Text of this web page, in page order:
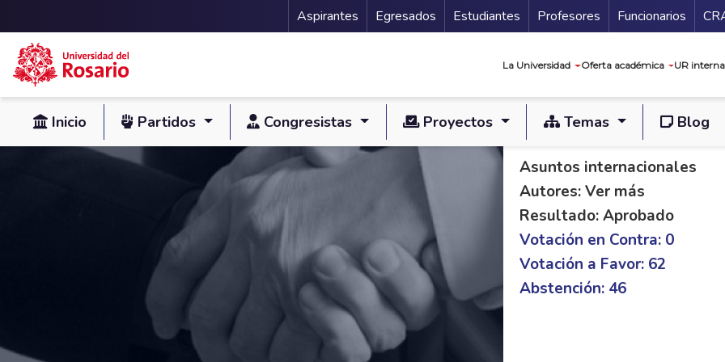
Pasar al contenido principal
Menu Secundario
Aspirantes Egresados Estudiantes Profesores Funcionarios
La Universidad Oferta académica UR
Inicio Partidos Congresistas Proyectos Temas Blog
PL S 292/20 C 616/
Asuntos internacionales
Autores: Ver más
Resultado: Aprobado
Votación en Contra: 0
Votación a Favor: 62
Abstención: 46